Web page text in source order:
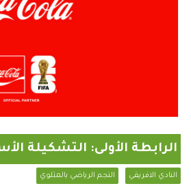
الرابطة الأولى: التشكيلة
النادي الافريقي النجم الرياضي بالمتلوي